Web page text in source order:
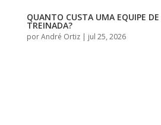
QUANTO CUSTA UMA EQUIPE
TREINADA?
porAndré Ortiz| jul 25, 2026